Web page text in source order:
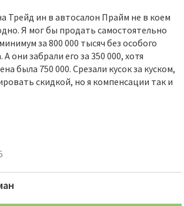
Трейд ин в автосалон Прайм не в коем
Я мог бы продать самостоятельно
за 800 000 тысяч без особого
они забрали его за 350 000, хотя
была 750 000. Срезали кусок за куском,
скидкой, но я компенсации так и